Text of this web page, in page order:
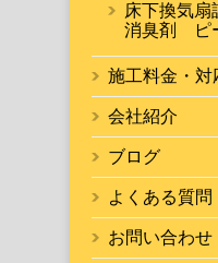
床下換気扇
消臭剤 ピ
施工料金・対
会社紹介
ブログ
よくある質問
お問い合わせ